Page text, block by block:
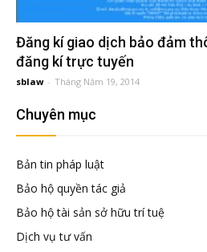
đầu
Đại
diện
Đăng kí giao dịch bảo đảm
đăng kí trực tuyến
sblaw - Tháng Năm 19, 2014
Chuyên mục
Bản tin pháp luật
Bảo hộ quyền tác giả
Bảo hộ tài sản sở hữu trí tuệ
Dịch vụ tư vấn